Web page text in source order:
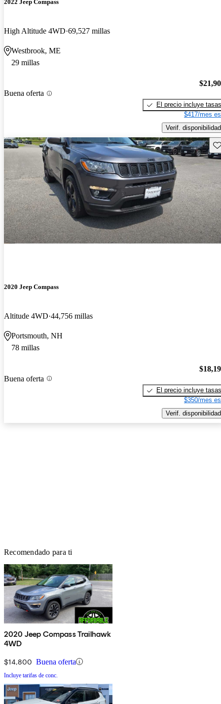
2022 Jeep Compass
High Altitude 4WD 69,527 millas
Westbrook, ME
29 millas
Buena oferta
El precio incluye tasas
$417/mes
Verif. disponibilidad
2020 Jeep Compass
Altitude 4WD 44,756 millas
Portsmouth, NH
78 millas
Buena oferta
El precio incluye tasas
$350/mes
Verif. disponibilidad
Recomendado para ti
2020 Jeep Compass Trailhawk
4WD
$14,800 Buena oferta
Incluye tarifas de conc.